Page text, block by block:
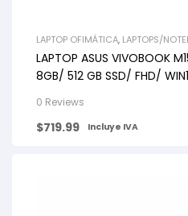
LAPTOP OFIMÁTICA, LAPTOPS/
LAPTOP ASUS VIVOBOOK
8GB/ 512 GB SSD/ FHD/
0 Reviews
$719.99 Incluye IVA